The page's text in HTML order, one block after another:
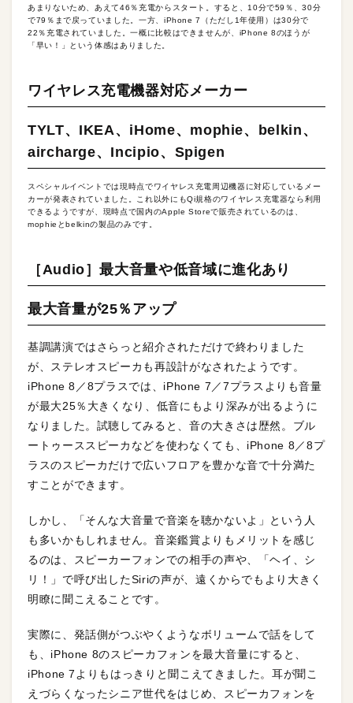
あまりないため、あえて46％充電からスタート。すると、10分で59％、30分
で79％まで戻っていました。一方、iPhone 7（ただし1年使用）は30分で
22％充電されていました。一概に比較はできませんが、iPhone 8のほうが
「早い！」という体感はありました。
ワイヤレス充電機器対応メーカー
TYLT、IKEA、iHome、mophie、belkin、
aircharge、Incipio、Spigen
スペシャルイベントでは現時点でワイヤレス充電周辺機器に対応しているメー
カーが発表されていました。これ以外にもQi規格のワイヤレス充電器なら利用
できるようですが、現時点で国内のApple Storeで販売されているのは、
mophieとbelkinの製品のみです。
［Audio］最大音量や低音域に進化あり
最大音量が25％アップ
基調講演ではさらっと紹介されただけで終わりました
が、ステレオスピーカも再設計がなされたようです。
iPhone 8／8プラスでは、iPhone 7／7プラスよりも音量
が最大25％大きくなり、低音にもより深みが出るように
なりました。試聴してみると、音の大きさは歴然。ブル
ートゥーススピーカなどを使わなくても、iPhone 8／8プ
ラスのスピーカだけで広いフロアを豊かな音で十分満た
すことができます。
しかし、「そんな大音量で音楽を聴かないよ」という人
も多いかもしれません。音楽鑑賞よりもメリットを感じ
るのは、スピーカーフォンでの相手の声や、「ヘイ、シ
リ！」で呼び出したSiriの声が、遠くからでもより大きく
明瞭に聞こえることです。
実際に、発話側がつぶやくようなボリュームで話をして
も、iPhone 8のスピーカフォンを最大音量にすると、
iPhone 7よりもはっきりと聞こえてきました。耳が聞こ
えづらくなったシニア世代をはじめ、スピーカフォンを